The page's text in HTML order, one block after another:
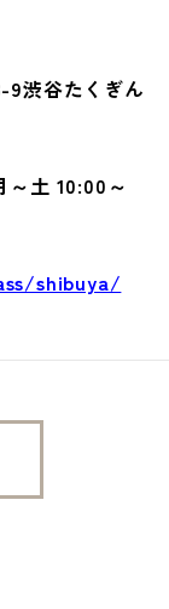
9渋谷たくぎん
～土 10:00～
shibuya/